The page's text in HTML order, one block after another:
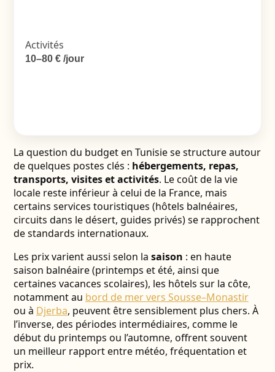
Activités
10–80 € /jour
La question du budget en Tunisie se structure autour
de quelques postes clés : hébergements, repas,
transports, visites et activités. Le coût de la vie
locale reste inférieur à celui de la France, mais
certains services touristiques (hôtels balnéaires,
circuits dans le désert, guides privés) se rapprochent
de standards internationaux.
Les prix varient aussi selon la saison : en haute
saison balnéaire (printemps et été, ainsi que
certaines vacances scolaires), les hôtels sur la côte,
notamment au bord de mer vers Sousse–Monastir
ou à Djerba, peuvent être sensiblement plus chers. À
l’inverse, des périodes intermédiaires, comme le
début du printemps ou l’automne, offrent souvent
un meilleur rapport entre météo, fréquentation et
prix.